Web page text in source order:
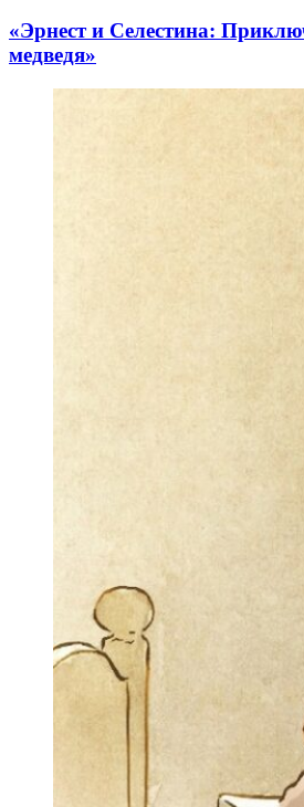
«Эрнест и Селестина:
медведя»